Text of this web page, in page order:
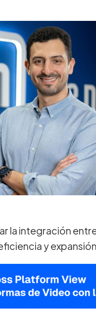
la integración
y